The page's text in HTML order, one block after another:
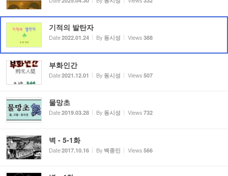
기적의 발탄자
Date2022.01.24 By 동시성 Views 388
부화인간
Date2021.12.01 By 동시성 Views 507
물망초
Date2019.03.28 By 동시성 Views 732
벽 - 5-1화
Date2017.10.16 By 백종민 Views 566